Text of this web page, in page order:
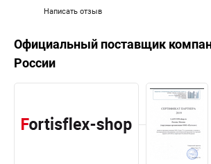
Написать отзыв
Официальный поставщик
России